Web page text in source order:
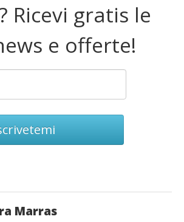
Ricevi gratis le
e offerte!
Marras